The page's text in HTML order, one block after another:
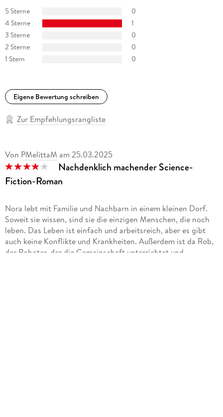
5 Sterne
0
4 Sterne
1
3 Sterne
0
2 Sterne
0
1 Stern
0
Eigene Bewertung schreiben
Zur Empfehlungsrangliste
Von PMelittaM am 25.03.2025
Nachdenklich machender Science-
Fiction-Roman
Nora lebt mit Familie und Nachbarn in einem kleinen Dorf.
Soweit sie wissen, sind sie die einzigen Menschen, die noch
leben. Das Leben ist einfach und arbeitsreich, aber es gibt
auch keine Konflikte und Krankheiten. Außerdem ist da Rob,
der Roboter, der die Gemeinschaft unterrichtet und